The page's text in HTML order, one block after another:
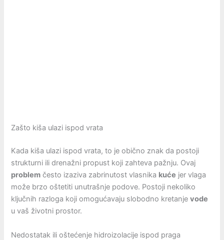
Zašto kiša ulazi ispod vrata
Kada kiša ulazi ispod vrata, to je obično znak da postoji
strukturni ili drenažni propust koji zahteva pažnju. Ovaj
problem često izaziva zabrinutost vlasnika kuće jer vlaga
može brzo oštetiti unutrašnje podove. Postoji nekoliko
ključnih razloga koji omogućavaju slobodno kretanjevode
u vaš životni prostor.
Nedostatak ili oštećenje hidroizolacije ispod praga